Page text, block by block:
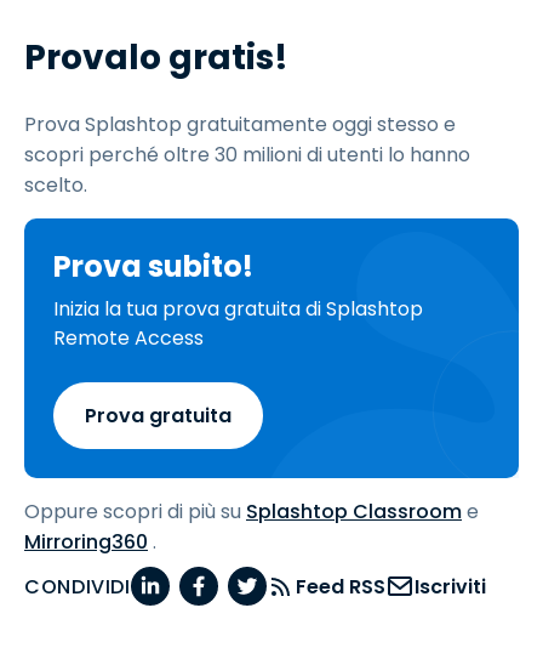
Provalo gratis!
Prova Splashtop gratuitamente oggi stesso e
scopri perché oltre 30 milioni di utenti lo hanno
scelto.
Prova subito!
Inizia la tua prova gratuita di Splashtop
Remote Access
Prova gratuita
Oppure scopri di più su Splashtop Classroome
Mirroring360 .
CONDIVIDI
Feed RSS Iscriviti